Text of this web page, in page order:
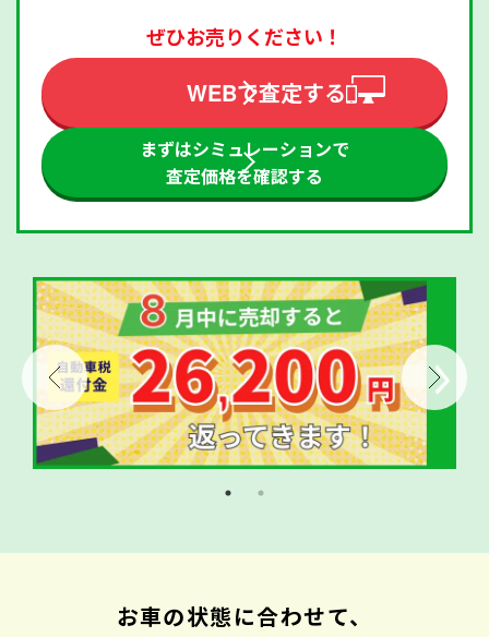
ぜひお売りください！
WEBで査定する
まずはシミュレーションで
査定価格を確認する
お車の状態に合わせて、